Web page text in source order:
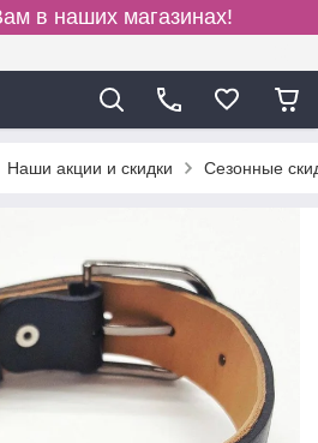
в наших магазинах!
Наши акции и скидки Сезонные